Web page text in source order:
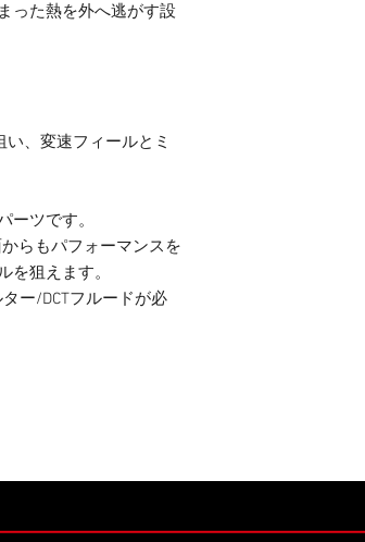
った熱を外へ逃がす設
、変速フィールとミ
ーツです。
らもパフォーマンスを
を狙えます。
ー/DCTフルードが必